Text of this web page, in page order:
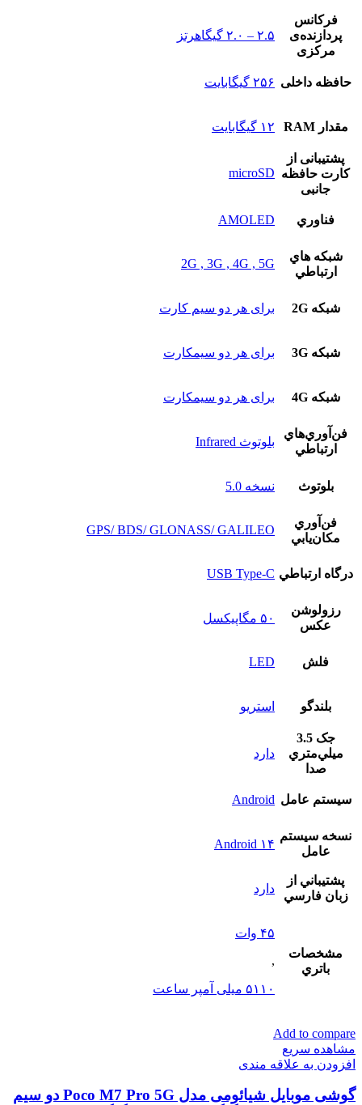
فرکانس
پردازنده‌ی
مرکزی
۲.۵ – ۲.۰ گیگاهرتز
حافظه داخلی ۲۵۶ گیگابایت
مقدار RAM ۱۲ گیگابایت
پشتيبانی از
کارت حافظه
جانبی
microSD
فناوري AMOLED
شبکه هاي
ارتباطي
2G , 3G , 4G , 5G
شبکه 2G برای هر دو سیم کارت
شبکه 3G برای هر دو سیمکارت
شبکه 4G برای هر دو سیمکارت
فن‌آوري‌هاي
ارتباطي
بلوتوث Infrared
بلوتوث نسخه‌ 5.0
فن‌آوري
مکان‌يابي
GPS/ BDS/ GLONASS/ GALILEO
درگاه ارتباطي USB Type-C
رزولوشن
عکس
۵۰ مگاپیکسل
فلش LED
بلندگو استريو
جک 3.5
ميلي‌متري
صدا
دارد
سيستم عامل Android
نسخه سيستم
عامل
Android ۱۴
پشتيباني از
زبان فارسي
دارد
مشخصات
باتري
۴۵ وات
,
۵۱۱۰ میلی آمپر ساعت
Add to compare
مشاهده سریع
افزودن به علاقه مندی
گوشی موبایل شیائومی مدل Poco M7 Pro 5G دو سیم